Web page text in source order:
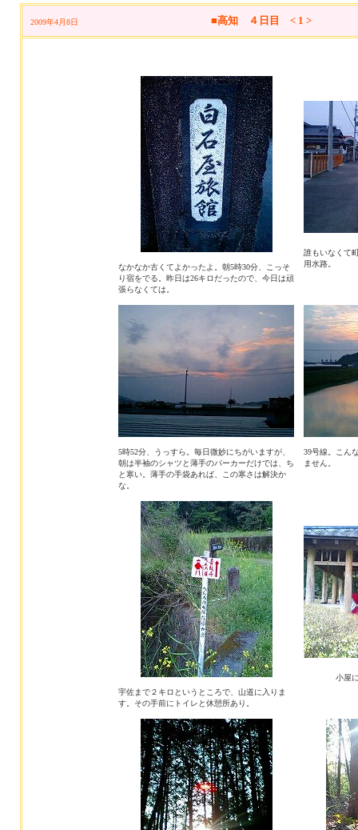
2009年4月8日 ■高知 ４日目 < 1 >
誰もいなくて
用水路。
なかなか古くてよかったよ。朝5時30分、こっそ
り宿をでる。昨日は26キロだったので、今日は頑
張らなくては。
5時52分、うっすら。毎日微妙にちがいますが、
朝は半袖のシャツと薄手のパーカーだけでは、ち
と寒い。薄手の手袋あれば、この寒さは解決か
な。
39号線。こん
ません。
小屋
宇佐まで２キロというところで、山道に入りま
す。その手前にトイレと休憩所あり。